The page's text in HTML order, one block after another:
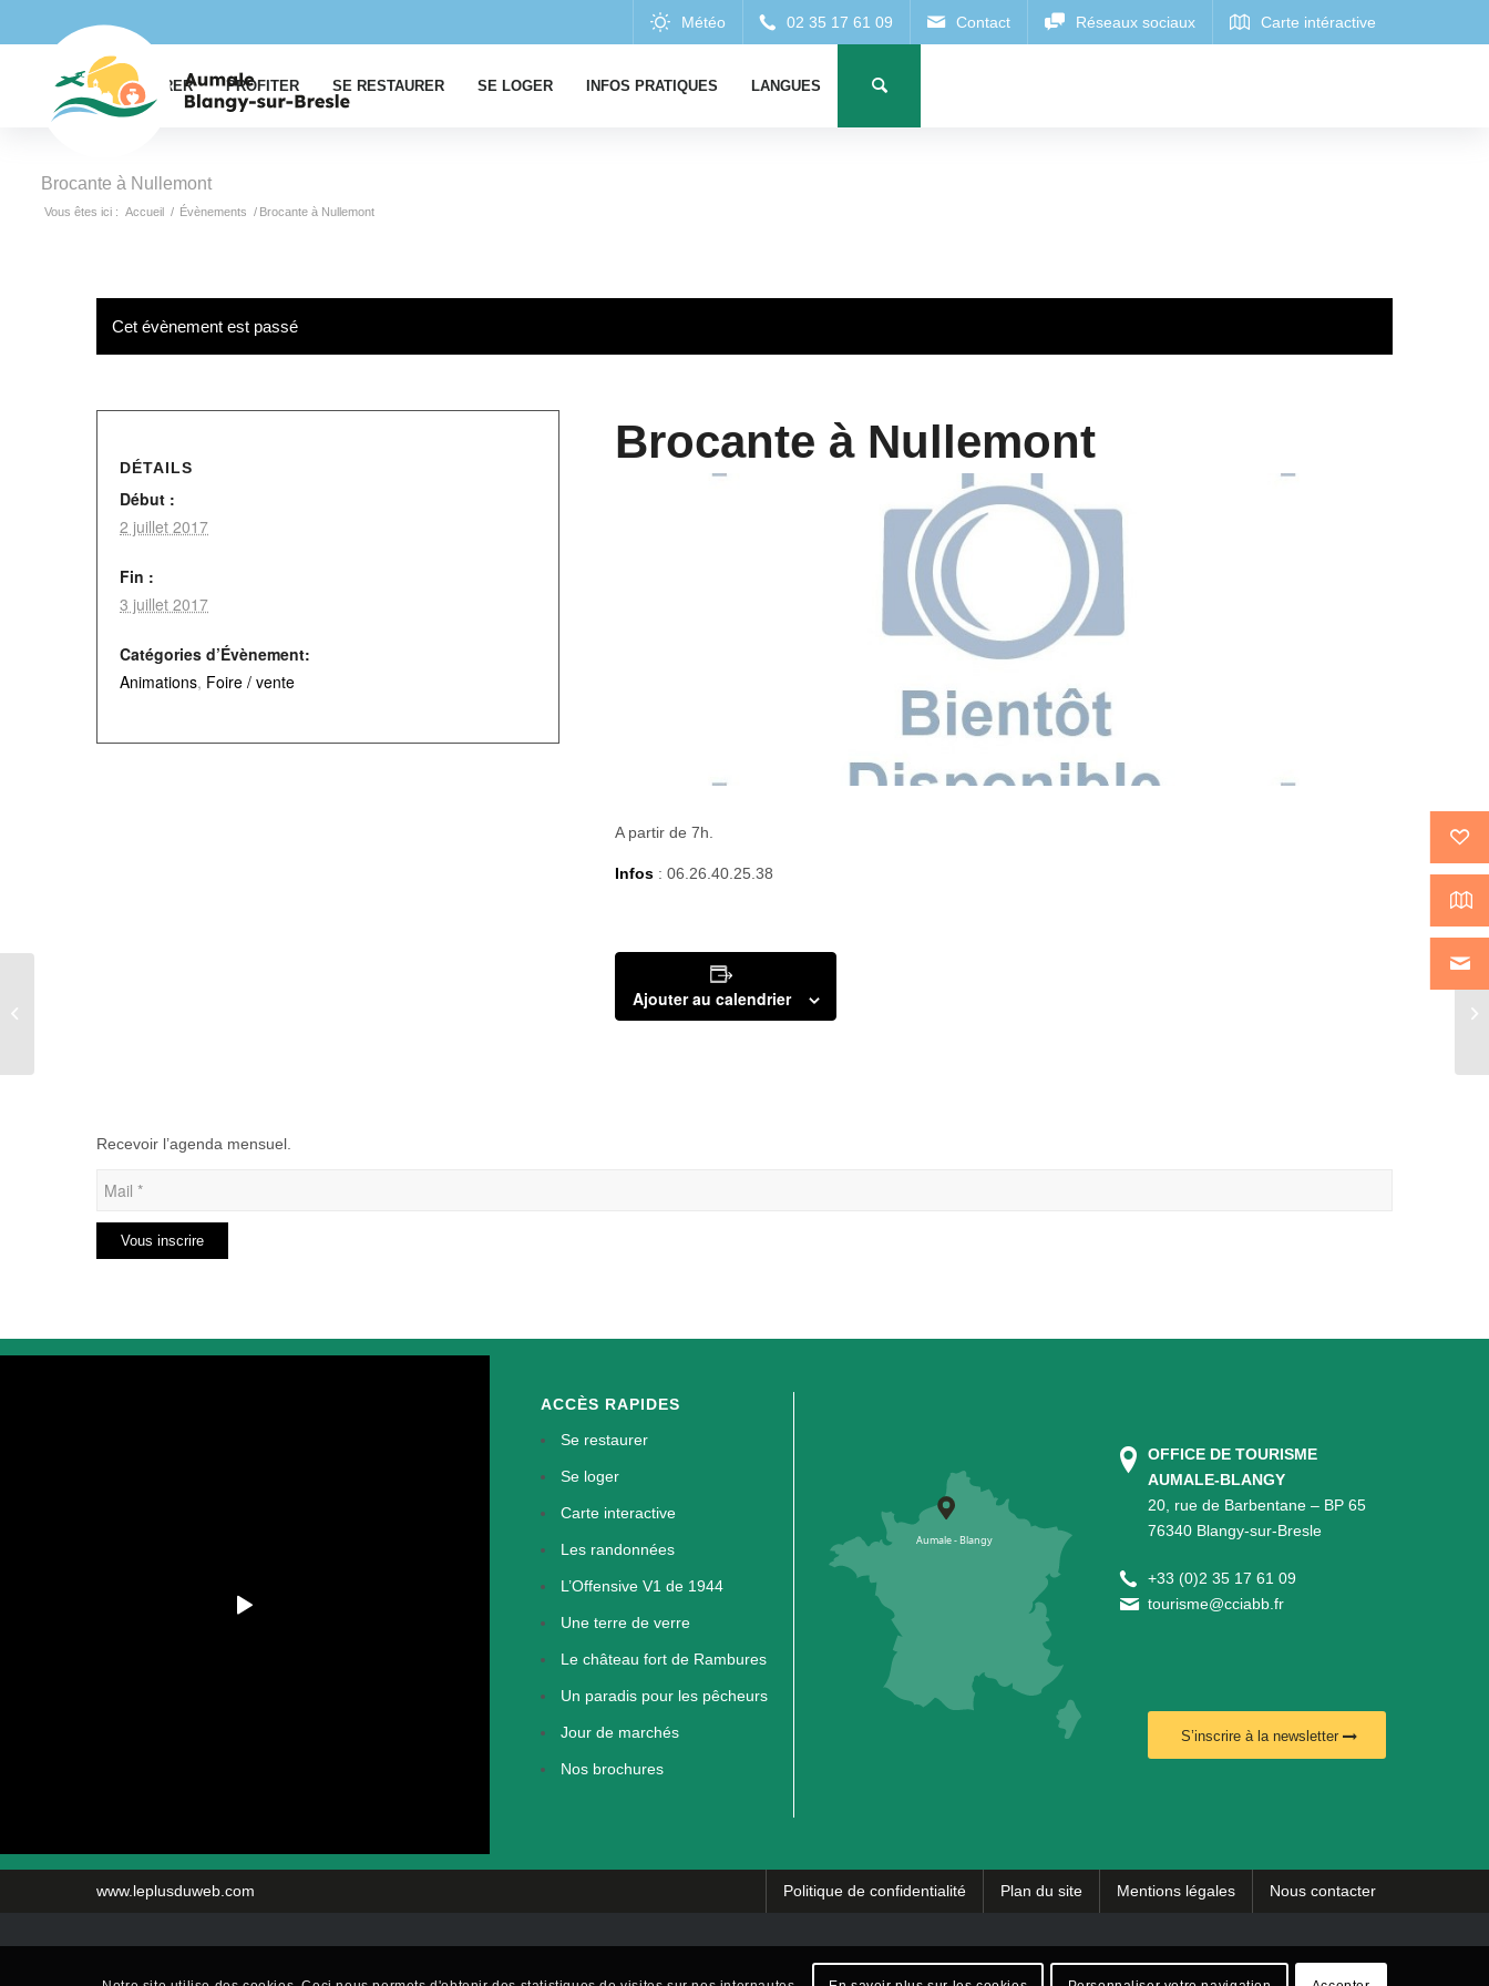
EXPLORER PROFITER SE RESTAURER SE LOGER INFOS PRATIQUES LANGUES
Brocante à Nullemont
Vous êtes ici : Accueil / Évènements / Brocante à Nullemont
Cet évènement est passé
Brocante à Nullemont
A partir de 7h.
Infos : 06.26.40.25.38
Ajouter au calendrier
DÉTAILS
Début :
2 juillet 2017
Fin :
3 juillet 2017
Catégories d’Évènement:
Animations, Foire / vente
Recevoir l’agenda mensuel.
ACCÈS RAPIDES
Se restaurer
Se loger
Carte interactive
Les randonnées
L’Offensive V1 de 1944
Une terre de verre
Le château fort de Rambures
Un paradis pour les pêcheurs
Jour de marchés
Nos brochures
OFFICE DE TOURISME
AUMALE-BLANGY
20, rue de Barbentane – BP 65
76340 Blangy-sur-Bresle
+33 (0)2 35 17 61 09
tourisme@cciabb.fr
S’inscrire à la newsletter
www.leplusduweb.com Politique de confidentialité Plan du site Mentions légales Nous contacter